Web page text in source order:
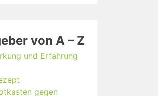
von A – Z
und Erfahrung
gegen